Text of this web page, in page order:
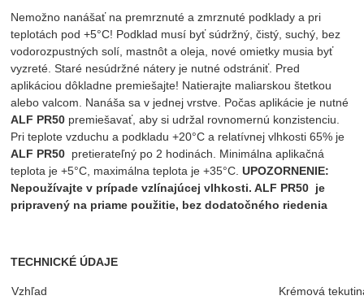
Nemožno nanášať na premrznuté a zmrznuté podklady a pri
teplotách pod +5°C! Podklad musí byť súdržný, čistý, suchý, bez
vodorozpustných solí, mastnôt a oleja, nové omietky musia byť
vyzreté. Staré nesúdržné nátery je nutné odstrániť. Pred
aplikáciou dôkladne premiešajte! Natierajte maliarskou štetkou
alebo valcom. Nanáša sa v jednej vrstve. Počas aplikácie je nutné
ALF PR50 premiešavať, aby si udržal rovnomernú konzistenciu.
Pri teplote vzduchu a podkladu +20°C a relatívnej vlhkosti 65% je
ALF PR50 pretierateľný po 2 hodinách. Minimálna aplikačná
teplota je +5°C, maximálna teplota je +35°C.UPOZORNENIE:
Nepoužívajte v prípade vzlínajúcej vlhkosti. ALF PR50 je
pripravený na priame použitie, bez dodatočného riedenia
TECHNICKÉ ÚDAJE
Vzhľad Krémová